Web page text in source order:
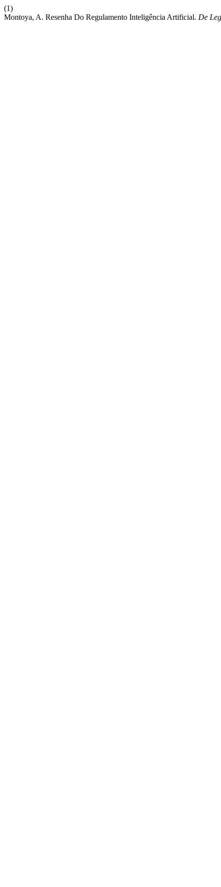
(1)
Montoya, A. Resenha Do Regulamento Inteligência Artificial. De